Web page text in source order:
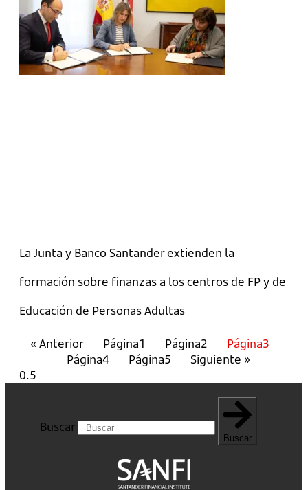
La Junta y Banco Santander extienden la
formación sobre finanzas a los centros de FP y de
Educación de Personas Adultas
« Anterior Página1 Página2 Página3
Página4 Página5 Siguiente »
Buscar
Buscar